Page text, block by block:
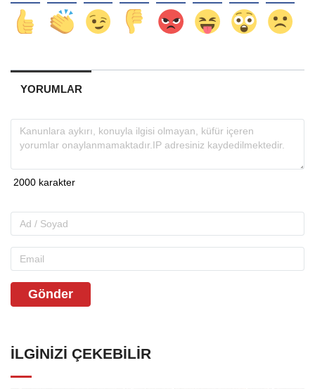
YORUMLAR
Gönder
İLGINIZI ÇEKEBILIR